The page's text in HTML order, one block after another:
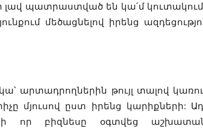
լավ պատրաստված են կա՛մ
մեծացնելով իրենց
արտադրողներին թույլ տալով
մյուսով ըստ իրենց կարիքների:
որ բիզնեսը օգտվեց